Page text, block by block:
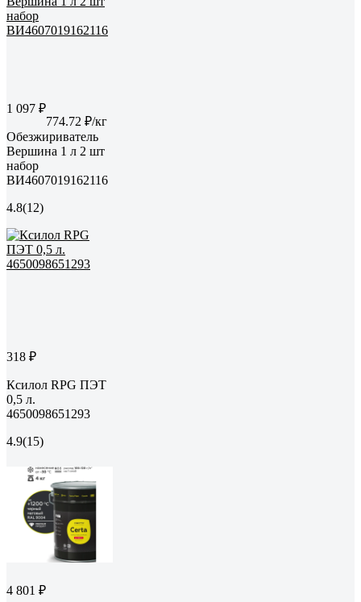
1 097 ₽
774.72 ₽/кг
Обезжириватель
Вершина 1 л 2 шт
набор
ВИ4607019162116
4.8(12)
318 ₽
Ксилол RPG ПЭТ
0,5 л.
4650098651293
4.9(15)
4 801 ₽